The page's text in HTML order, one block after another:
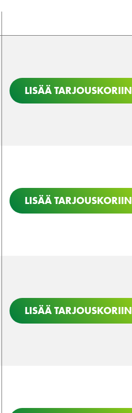
LISÄÄ TARJOUSKORIIN
LISÄÄ TARJOUSKORIIN
LISÄÄ TARJOUSKORIIN